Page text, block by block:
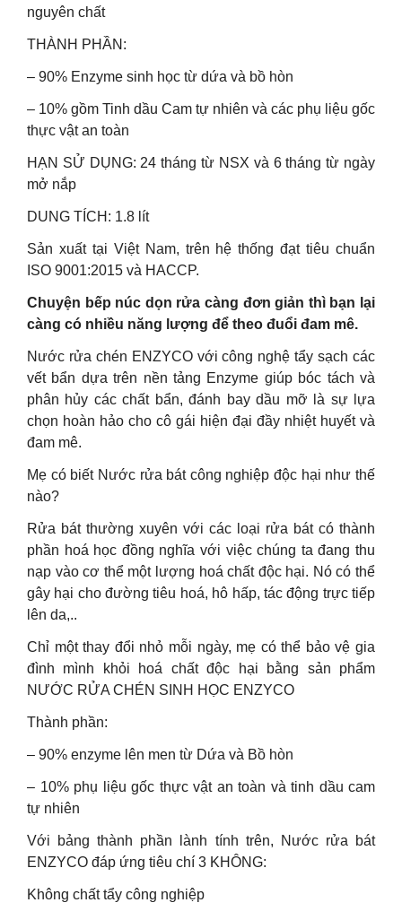
nguyên chất
THÀNH PHẦN:
– 90% Enzyme sinh học từ dứa và bồ hòn
– 10% gồm Tinh dầu Cam tự nhiên và các phụ liệu gốc
thực vật an toàn
HẠN SỬ DỤNG: 24 tháng từ NSX và 6 tháng từ ngày
mở nắp
DUNG TÍCH: 1.8 lít
Sản xuất tại Việt Nam, trên hệ thống đạt tiêu chuẩn
ISO 9001:2015 và HACCP.
Chuyện bếp núc dọn rửa càng đơn giản thì bạn lại
càng có nhiều năng lượng để theo đuổi đam mê.
Nước rửa chén ENZYCO với công nghệ tẩy sạch các
vết bẩn dựa trên nền tảng Enzyme giúp bóc tách và
phân hủy các chất bẩn, đánh bay dầu mỡ là sự lựa
chọn hoàn hảo cho cô gái hiện đại đầy nhiệt huyết và
đam mê.
Mẹ có biết Nước rửa bát công nghiệp độc hại như thế
nào?
Rửa bát thường xuyên với các loại rửa bát có thành
phần hoá học đồng nghĩa với việc chúng ta đang thu
nạp vào cơ thể một lượng hoá chất độc hại. Nó có thể
gây hại cho đường tiêu hoá, hô hấp, tác động trực tiếp
lên da,..
Chỉ một thay đổi nhỏ mỗi ngày, mẹ có thể bảo vệ gia
đình mình khỏi hoá chất độc hại bằng sản phẩm
NƯỚC RỬA CHÉN SINH HỌC ENZYCO
Thành phần:
– 90% enzyme lên men từ Dứa và Bồ hòn
– 10% phụ liệu gốc thực vật an toàn và tinh dầu cam
tự nhiên
Với bảng thành phần lành tính trên, Nước rửa bát
ENZYCO đáp ứng tiêu chí 3 KHÔNG:
Không chất tẩy công nghiệp